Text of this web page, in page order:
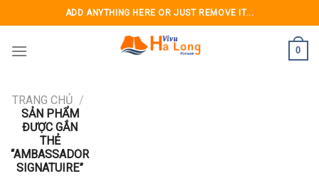
to
content
ADD ANYTHING HERE OR JUST REMOVE IT...
0
TRANG CHỦ /
SẢN PHẨM
ĐƯỢC GẮN
THẺ
“AMBASSADOR
SIGNATUIRE”